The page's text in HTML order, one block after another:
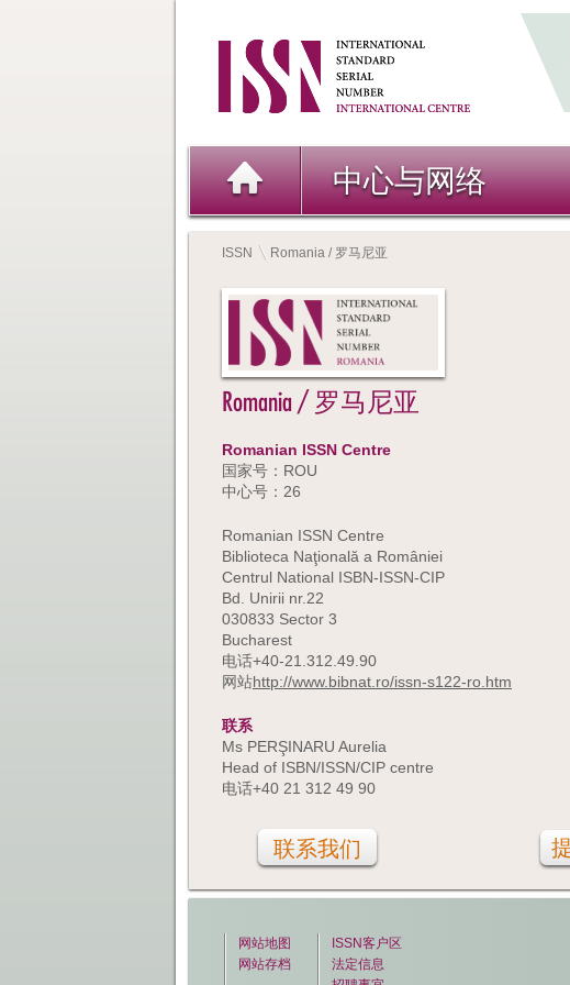
中心与网络
ISSN Romania / 罗马尼亚
Romania / 罗马尼亚
Romanian ISSN Centre
国家号：ROU
中心号：26
Romanian ISSN Centre
Biblioteca Naţională a României
Centrul National ISBN-ISSN-CIP
Bd. Unirii nr.22
030833 Sector 3
Bucharest
电话+40-21.312.49.90
网站http://www.bibnat.ro/issn-s122-ro.htm
联系我们
联系
Ms PERŞINARU Aurelia
Head of ISBN/ISSN/CIP centre
电话+40 21 312 49 90
网站地图
网站存档
ISSN客户区
法定信息